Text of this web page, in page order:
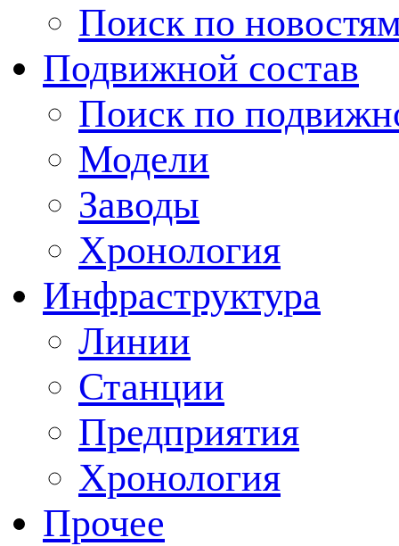
Поиск по
Подвижной состав
Поиск по
Модели
Заводы
Хронология
Инфраструктура
Линии
Станции
Предприятия
Хронология
Прочее